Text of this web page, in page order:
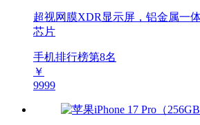
超视网膜XDR显示屏，铝金属一
芯片
手机排行榜第8名
￥
9999